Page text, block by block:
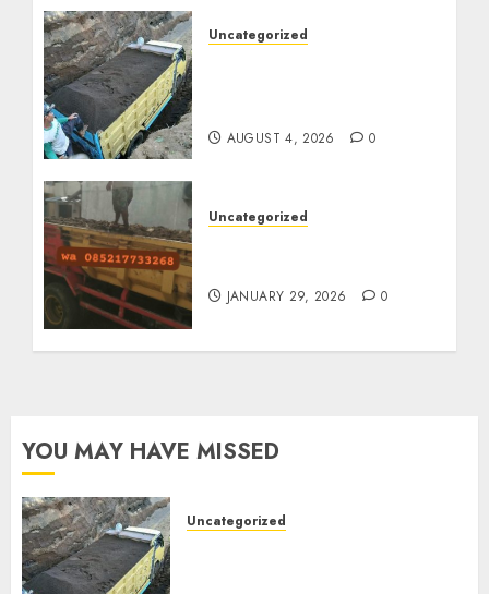
Uncategorized
AUGUST 4, 2026 0
Uncategorized
JANUARY 29, 2026 0
YOU MAY HAVE MISSED
Uncategorized